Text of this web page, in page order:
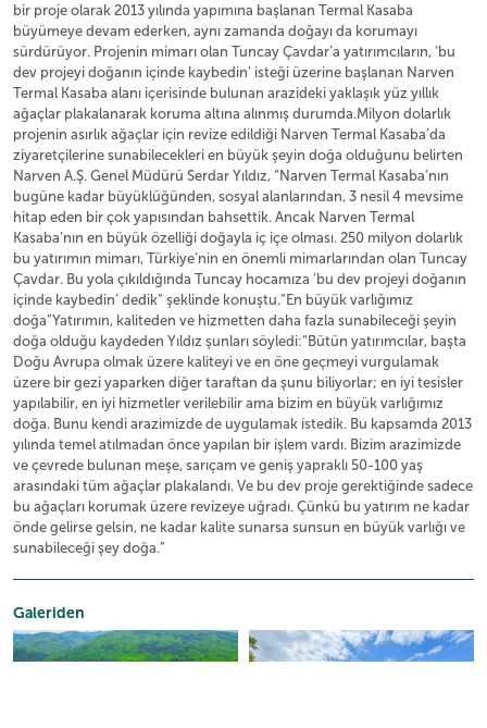
Galeriden
bir proje olarak 2013 yılında yapımına başlanan Termal Kasaba
büyümeye devam ederken, aynı zamanda doğayı da korumayı
sürdürüyor. Projenin mimarı olan Tuncay Çavdar’a yatırımcıların, ‘bu
dev projeyi doğanın içinde kaybedin’ isteği üzerine başlanan Narven
Termal Kasaba alanı içerisinde bulunan arazideki yaklaşık yüz yıllık
ağaçlar plakalanarak koruma altına alınmış durumda.Milyon dolarlık
projenin asırlık ağaçlar için revize edildiği Narven Termal Kasaba’da
ziyaretçilerine sunabilecekleri en büyük şeyin doğa olduğunu belirten
Narven A.Ş. Genel Müdürü Serdar Yıldız, “Narven Termal Kasaba’nın
bugüne kadar büyüklüğünden, sosyal alanlarından, 3 nesil 4 mevsime
hitap eden bir çok yapısından bahsettik. Ancak Narven Termal
Kasaba’nın en büyük özelliği doğayla iç içe olması. 250 milyon dolarlık
bu yatırımın mimarı, Türkiye’nin en önemli mimarlarından olan Tuncay
Çavdar. Bu yola çıkıldığında Tuncay hocamıza ‘bu dev projeyi doğanın
içinde kaybedin’ dedik” şeklinde konuştu.“En büyük varlığımız
doğa”Yatırımın, kaliteden ve hizmetten daha fazla sunabileceği şeyin
doğa olduğu kaydeden Yıldız şunları söyledi:“Bütün yatırımcılar, başta
Doğu Avrupa olmak üzere kaliteyi ve en öne geçmeyi vurgulamak
üzere bir gezi yaparken diğer taraftan da şunu biliyorlar; en iyi tesisler
yapılabilir, en iyi hizmetler verilebilir ama bizim en büyük varlığımız
doğa. Bunu kendi arazimizde de uygulamak istedik. Bu kapsamda 2013
yılında temel atılmadan önce yapılan bir işlem vardı. Bizim arazimizde
ve çevrede bulunan meşe, sarıçam ve geniş yapraklı 50-100 yaş
arasındaki tüm ağaçlar plakalandı. Ve bu dev proje gerektiğinde sadece
bu ağaçları korumak üzere revizeye uğradı. Çünkü bu yatırım ne kadar
önde gelirse gelsin, ne kadar kalite sunarsa sunsun en büyük varlığı ve
sunabileceği şey doğa.”